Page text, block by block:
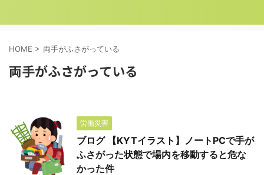
HOME > 両手がふさがっている
両手がふさがっている
労働災害
ブログ 【KYTイラスト】ノートPCで手が
ふさがった状態で場内を移動すると危な
かった件